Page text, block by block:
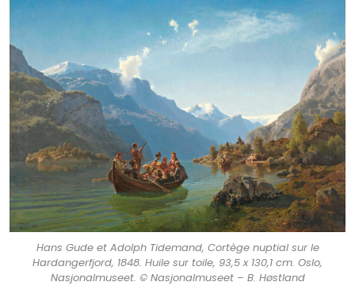
Hans Gude et Adolph Tidemand, Cortège nuptial sur le
Hardangerfjord, 1848. Huile sur toile, 93,5 x 130,1 cm. Oslo,
Nasjonalmuseet. © Nasjonalmuseet – B. Høstland